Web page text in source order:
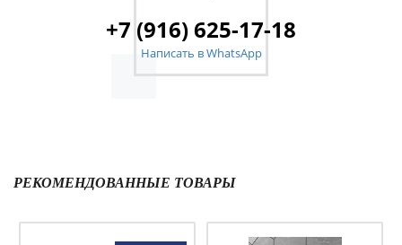
+7 (916) 625-17-18
Написать в WhatsApp
РЕКОМЕНДОВАННЫЕ ТОВАРЫ